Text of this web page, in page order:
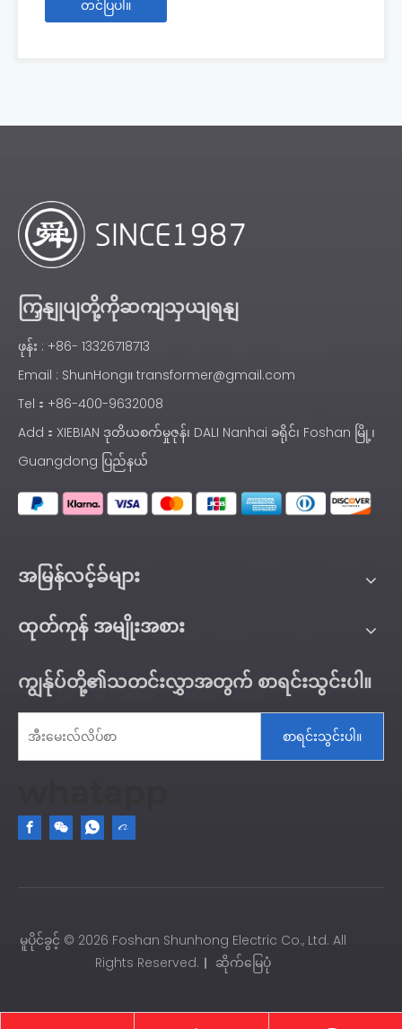
တင်ပြပါ။
ကြှနျုပျတို့ကိုဆကျသှယျရနျ
ဖုန်း : +86- 13326718713
Email : ShunHong။ transformer@gmail.com
Tel：+86-400-9632008
Add：XIEBIAN ဒုတိယစက်မှုဇုန်၊ DALI Nanhai ခရိုင်၊ Foshan မြို့၊
Guangdong ပြည်နယ်
အမြန်လင့်ခ်များ
ထုတ်ကုန် အမျိုးအစား
ကျွန်ုပ်တို့၏သတင်းလွှာအတွက် စာရင်းသွင်းပါ။
စာရင်းသွင်းပါ။
မူပိုင်ခွင့် © 2026 Foshan Shunhong Electric Co., Ltd. All
Rights Reserved.｜ ဆိုက်မြေပုံ